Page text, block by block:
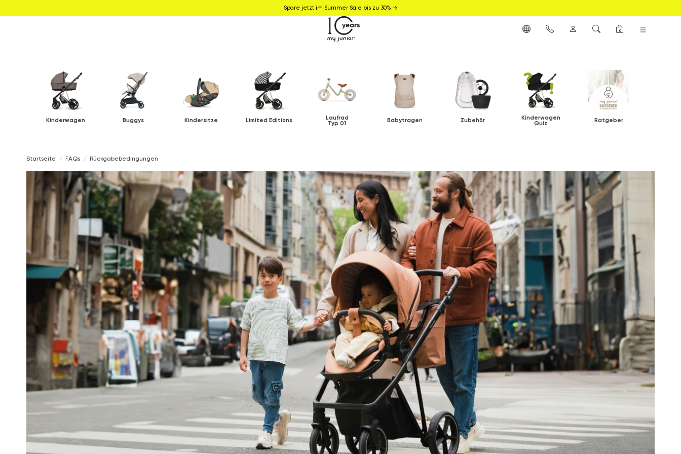
0
Spare jetzt im Summer Sale bis zu 30% →
Kinderwagen Buggys Kindersitze Limited Editions Laufrad
Typ 01 Babytragen Zubehör Kinderwagen
Quiz Ratgeber
Startseite FAQs Rückgabebedingungen